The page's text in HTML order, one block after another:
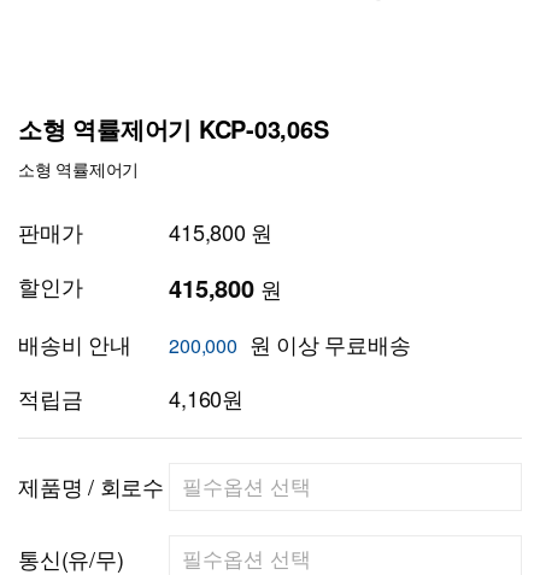
소형 역률제어기 KCP-03,06S
소형 역률제어기
판매가
415,800 원
할인가
415,800 원
배송비 안내
200,000 원 이상 무료배송
적립금
4,160원
제품명 / 회로수
통신(유/무)